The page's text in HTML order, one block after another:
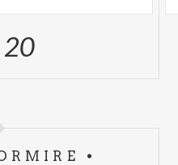
20